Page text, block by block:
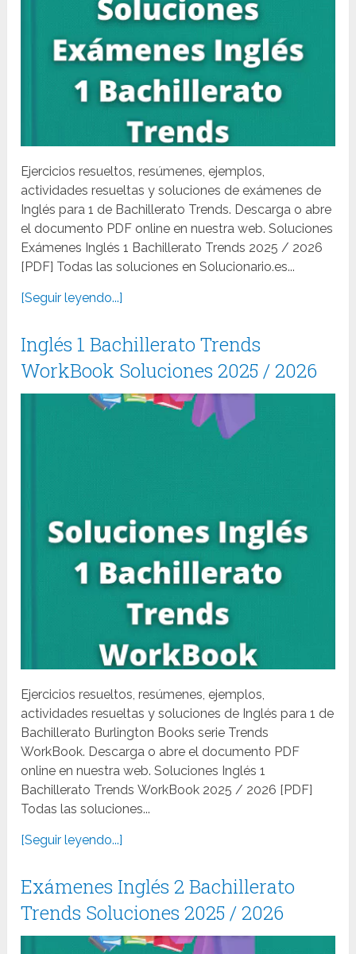
Ejercicios resueltos, resúmenes, ejemplos,
actividades resueltas y soluciones de exámenes de
Inglés para 1 de Bachillerato Trends. Descarga o abre
el documento PDF online en nuestra web. Soluciones
Exámenes Inglés 1 Bachillerato Trends 2025 / 2026
[PDF] Todas las soluciones en Solucionario.es...
[Seguir leyendo...]
Inglés 1 Bachillerato Trends
WorkBook Soluciones 2025 / 2026
Ejercicios resueltos, resúmenes, ejemplos,
actividades resueltas y soluciones de Inglés para 1 de
Bachillerato Burlington Books serie Trends
WorkBook. Descarga o abre el documento PDF
online en nuestra web. Soluciones Inglés 1
Bachillerato Trends WorkBook 2025 / 2026 [PDF]
Todas las soluciones...
[Seguir leyendo...]
Exámenes Inglés 2 Bachillerato
Trends Soluciones 2025 / 2026